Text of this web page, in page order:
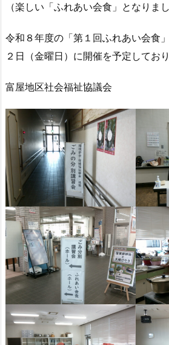
（楽しい「ふれあい会食」となりまし
令和８年度の「第１回ふれあい会食
２日（金曜日）に開催を予定しており
富屋地区社会福祉協議会